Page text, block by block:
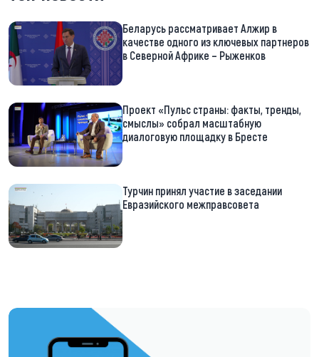
Беларусь рассматривает Алжир в
качестве одного из ключевых партнеров
в Северной Африке – Рыженков
Проект «Пульс страны: факты, тренды,
смыслы» собрал масштабную
диалоговую площадку в Бресте
Турчин принял участие в заседании
Евразийского межправсовета
https://t.me/minskctvby